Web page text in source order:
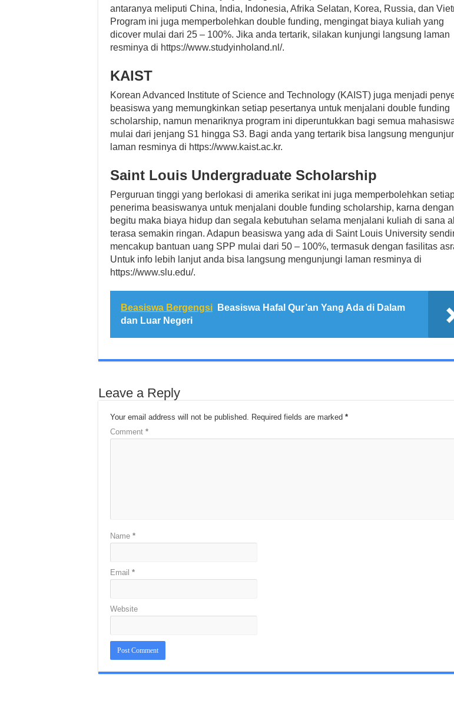
antaranya meliputi China, India, Indonesia, Afrika Selatan, Korea, Russia, dan
Program ini juga memperbolehkan double funding, mengingat biaya kuliah yang
dicover mulai dari 25 – 100%. Jika anda tertarik, silakan kunjungi langsung laman
resminya di https://www.studyinholand.nl/.
KAIST
Korean Advanced Institute of Science and Technology (KAIST) juga menjadi
beasiswa yang memungkinkan setiap pesertanya untuk menjalani double funding
scholarship, namun menariknya program ini diperuntukkan bagi semua
mulai dari jenjang S1 hingga S3. Bagi anda yang tertarik bisa langsung
laman resminya di https://www.kaist.ac.kr.
Saint Louis Undergraduate Scholarship
Perguruan tinggi yang berlokasi di amerika serikat ini juga memperbolehkan
penerima beasiswanya untuk menjalani double funding scholarship, karna dengan
begitu maka biaya hidup dan segala kebutuhan selama menjalani kuliah di sana
terasa semakin ringan. Adapun beasiswa yang ada di Saint Louis University
mencakup bantuan uang SPP mulai dari 50 – 100%, termasuk dengan fasilitas
Untuk info lebih lanjut anda bisa langsung mengunjungi laman resminya di
https://www.slu.edu/.
Beasiswa Bergengsi
Beasiswa Hafal Qur’an Yang Ada di Dalam
dan Luar Negeri
Leave a Reply
Your email address will not be published. Required fields are marked *
Comment *
Name *
Email *
Website